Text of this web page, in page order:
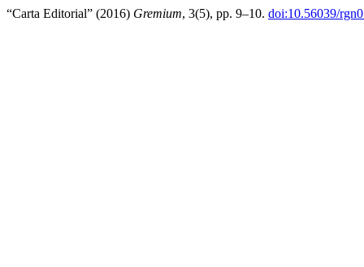
“Carta Editorial” (2016) Gremium, 3(5), pp. 9–10. doi:10.56039/